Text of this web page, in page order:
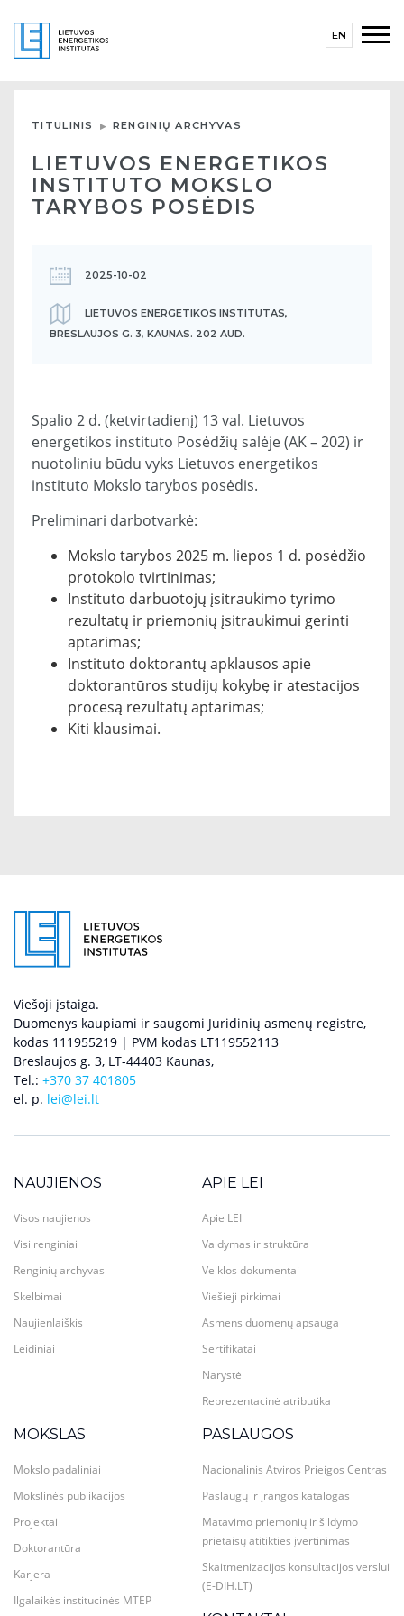
EN
TITULINIS RENGINIŲ ARCHYVAS
LIETUVOS ENERGETIKOS
INSTITUTO MOKSLO
TARYBOS POSĖDIS
2025-10-02
LIETUVOS ENERGETIKOS INSTITUTAS,
BRESLAUJOS G. 3, KAUNAS. 202 AUD.
Spalio 2 d. (ketvirtadienį) 13 val. Lietuvos
energetikos instituto Posėdžių salėje (AK – 202) ir
nuotoliniu būdu vyks Lietuvos energetikos
instituto Mokslo tarybos posėdis.
Preliminari darbotvarkė:
Mokslo tarybos 2025 m. liepos 1 d. posėdžio
protokolo tvirtinimas;
Instituto darbuotojų įsitraukimo tyrimo
rezultatų ir priemonių įsitraukimui gerinti
aptarimas;
Instituto doktorantų apklausos apie
doktorantūros studijų kokybę ir atestacijos
procesą rezultatų aptarimas;
Kiti klausimai.
Viešoji įstaiga.
Duomenys kaupiami ir saugomi Juridinių asmenų registre,
kodas 111955219 | PVM kodas LT119552113
Breslaujos g. 3, LT-44403 Kaunas,
Tel.: +370 37 401805
el. p. lei@lei.lt
NAUJIENOS
Visos naujienos
Visi renginiai
Renginių archyvas
Skelbimai
Naujienlaiškis
Leidiniai
APIE LEI
Apie LEI
Valdymas ir struktūra
Veiklos dokumentai
Viešieji pirkimai
Asmens duomenų apsauga
Sertifikatai
Narystė
Reprezentacinė atributika
MOKSLAS
Mokslo padaliniai
Mokslinės publikacijos
Projektai
Doktorantūra
Karjera
Ilgalaikės institucinės MTEP
PASLAUGOS
Nacionalinis Atviros Prieigos Centras
Paslaugų ir įrangos katalogas
Matavimo priemonių ir šildymo
prietaisų atitikties įvertinimas
Skaitmenizacijos konsultacijos verslui
(E-DIH.LT)